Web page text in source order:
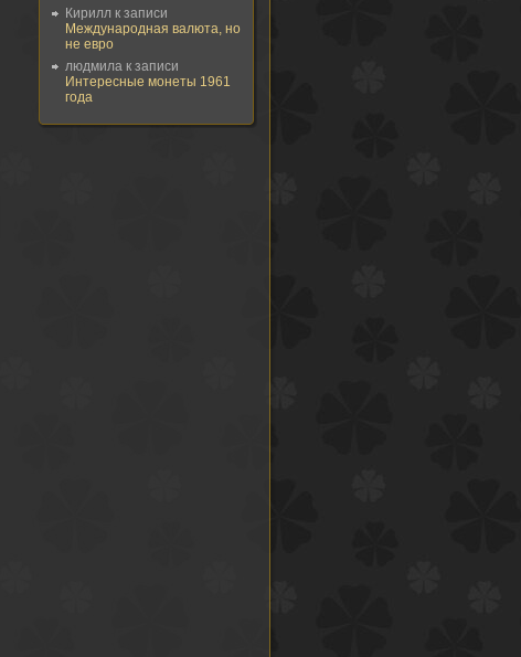
Кирилл к записи
Международная валюта, но
не евро
людмила к записи
Интересные монеты 1961
года